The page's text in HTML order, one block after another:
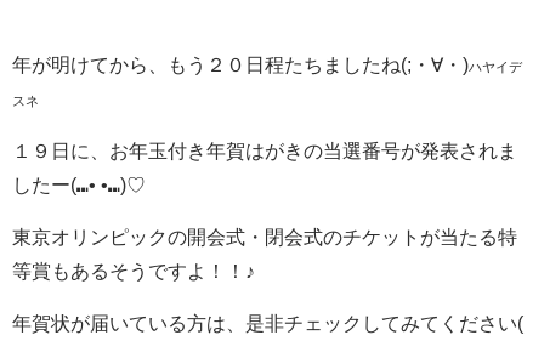
年が明けてから、もう２０日程たちましたね(;・∀・)ハヤイデ
スネ
１９日に、お年玉付き年賀はがきの当選番号が発表されま
したー(⑉• •⑉)♡
東京オリンピックの開会式・閉会式のチケットが当たる特
等賞もあるそうですよ！！♪
年賀状が届いている方は、是非チェックしてみてください(